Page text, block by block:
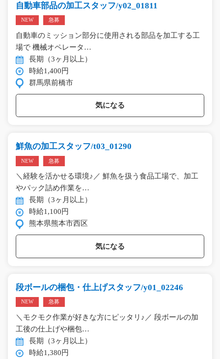
自動車部品の加工スタッフ/y02_01811
NEW 急募
自動車のミッション部分に使用される部品を加工する工
場で 機械オペレータ…
長期（3ヶ月以上）
時給1,400円
群馬県前橋市
気になる
鮮魚の加工スタッフ/t03_01290
NEW 急募
＼経験を活かせる環境♪／ 鮮魚を扱う食品工場で、加工
やパック詰め作業を…
長期（3ヶ月以上）
時給1,100円
熊本県熊本市西区
気になる
段ボールの梱包・仕上げスタッフ/y01_02246
NEW 急募
＼モクモク作業が好きな方にピッタリ♪／ 段ボールの加
工後の仕上げや梱包…
長期（3ヶ月以上）
時給1,380円